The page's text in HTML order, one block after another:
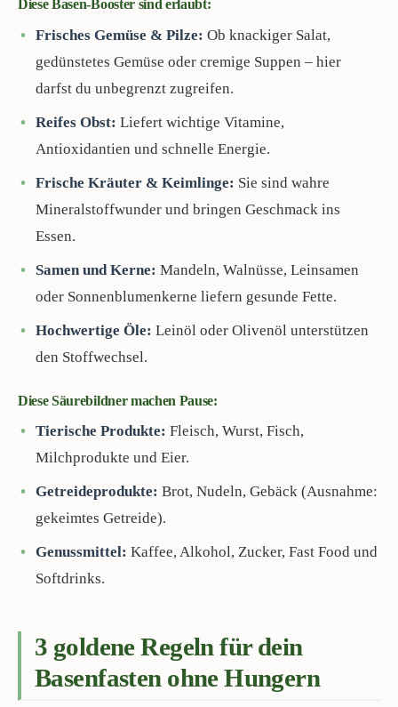
Diese Basen-Booster sind erlaubt:
Frisches Gemüse & Pilze: Ob knackiger Salat,
gedünstetes Gemüse oder cremige Suppen – hier
darfst du unbegrenzt zugreifen.
Reifes Obst: Liefert wichtige Vitamine,
Antioxidantien und schnelle Energie.
Frische Kräuter & Keimlinge: Sie sind wahre
Mineralstoffwunder und bringen Geschmack ins
Essen.
Samen und Kerne: Mandeln, Walnüsse, Leinsamen
oder Sonnenblumenkerne liefern gesunde Fette.
Hochwertige Öle: Leinöl oder Olivenöl unterstützen
den Stoffwechsel.
Diese Säurebildner machen Pause:
Tierische Produkte: Fleisch, Wurst, Fisch,
Milchprodukte und Eier.
Getreideprodukte: Brot, Nudeln, Gebäck (Ausnahme:
gekeimtes Getreide).
Genussmittel: Kaffee, Alkohol, Zucker, Fast Food und
Softdrinks.
3 goldene Regeln für dein
Basenfasten ohne Hungern